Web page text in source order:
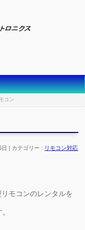
コン
カテゴリー : リモコン対応
モコンのレンタルを